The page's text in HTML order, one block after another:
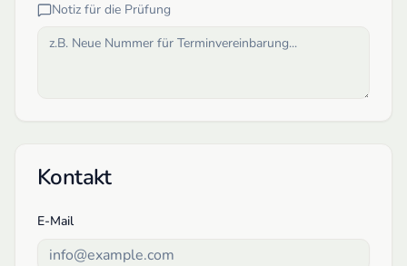
Notiz für die Prüfung
Kontakt
E-Mail